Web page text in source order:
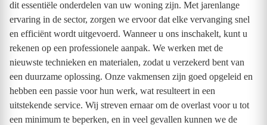
dit essentiële onderdelen van uw woning zijn. Met jarenlange
ervaring in de sector, zorgen we ervoor dat elke vervanging snel
en efficiënt wordt uitgevoerd. Wanneer u ons inschakelt, kunt u
rekenen op een professionele aanpak. We werken met de
nieuwste technieken en materialen, zodat u verzekerd bent van
een duurzame oplossing. Onze vakmensen zijn goed opgeleid en
hebben een passie voor hun werk, wat resulteert in een
uitstekende service. Wij streven ernaar om de overlast voor u tot
een minimum te beperken, en in veel gevallen kunnen we de